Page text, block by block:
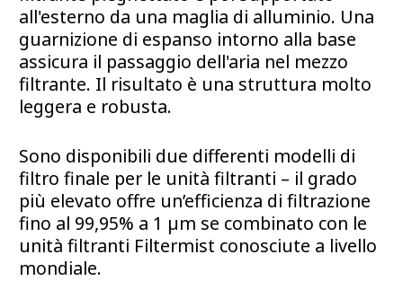
all'esterno da una maglia di alluminio. Una
guarnizione di espanso intorno alla base
assicura il passaggio dell'aria nel mezzo
filtrante. Il risultato è una struttura molto
leggera e robusta.
Sono disponibili due differenti modelli di
filtro finale per le unità filtranti – il grado
più elevato offre un’efficienza di filtrazione
fino al 99,95% a 1 µm se combinato con le
unità filtranti Filtermist conosciute a livello
mondiale.